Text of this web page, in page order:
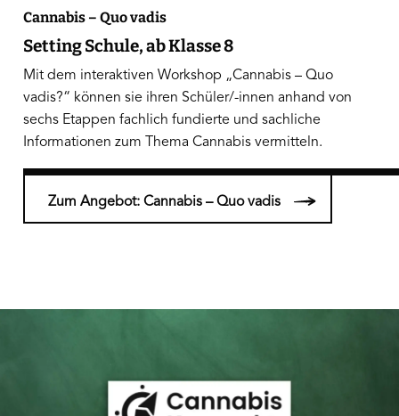
Cannabis – Quo vadis
Setting Schule, ab Klasse 8
Mit dem interaktiven Workshop „Cannabis – Quo
vadis?“ können sie ihren Schüler/-innen anhand von
sechs Etappen fachlich fundierte und sachliche
Informationen zum Thema Cannabis vermitteln.
Zum Angebot: Cannabis – Quo vadis